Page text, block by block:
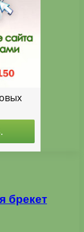
брекет